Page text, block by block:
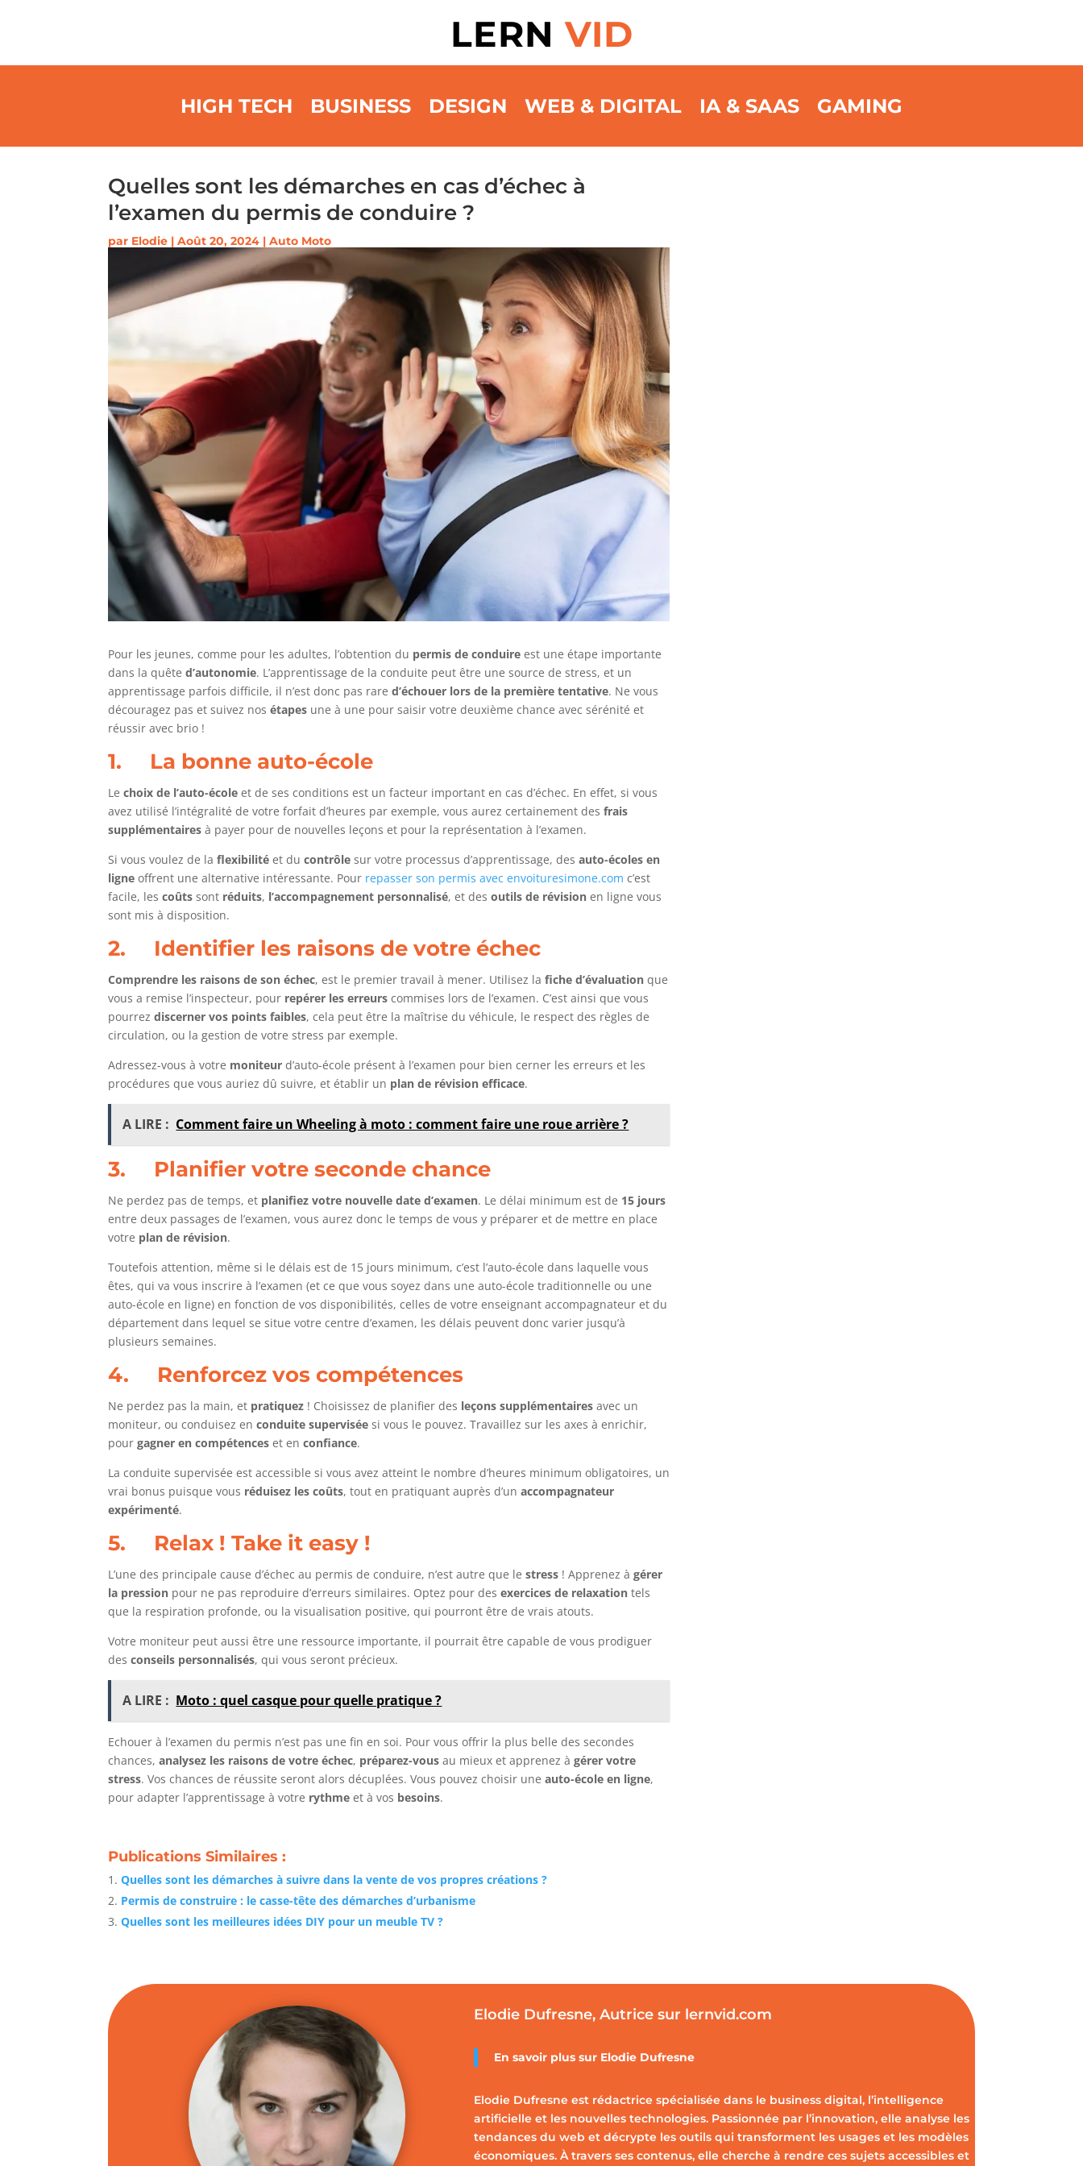
LERNVID
HIGH TECH BUSINESS DESIGN WEB & DIGITAL IA & SAAS GAMING
Quelles sont les démarches en cas d’échec à
l’examen du permis de conduire ?
par Elodie |Août 20, 2024 |Auto Moto
Pour les jeunes, comme pour les adultes, l’obtention du permis de conduire est une étape importante
dans la quêted’autonomie. L’apprentissage de la conduite peut être une source de stress, et un
apprentissage parfois difficile, il n’est donc pas rared’échouer lors de la première tentative. Ne vous
découragez pas et suivez nosétapes une à une pour saisir votre deuxième chance avec sérénité et
réussir avec brio !
1. La bonne auto-école
Lechoix de l’auto-école et de ses conditions est un facteur important en cas d’échec. En effet, si vous
avez utilisé l’intégralité de votre forfait d’heures par exemple, vous aurez certainement desfrais
supplémentaires à payer pour de nouvelles leçons et pour la représentation à l’examen.
Si vous voulez de laflexibilité et ducontrôle sur votre processus d’apprentissage, desauto-écoles en
ligne offrent une alternative intéressante. Pour repasser son permis avec envoituresimone.com c’est
facile, lescoûts sont réduits, l’accompagnement personnalisé, et desoutils de révision en ligne vous
sont mis à disposition.
2. Identifier les raisons de votre échec
Comprendre les raisons de son échec, est le premier travail à mener. Utilisez lafiche d’évaluation que
vous a remise l’inspecteur, pour repérer les erreurs commises lors de l’examen. C’est ainsi que vous
pourrezdiscerner vos points faibles, cela peut être la maîtrise du véhicule, le respect des règles de
circulation, ou la gestion de votre stress par exemple.
Adressez-vous à votre moniteur d’auto-école présent à l’examen pour bien cerner les erreurs et les
procédures que vous auriez dû suivre, et établir un plan de révision efficace.
A LIRE : Comment faire un Wheeling à moto : comment faire une roue arrière ?
3. Planifier votre seconde chance
Ne perdez pas de temps, et planifiez votre nouvelle date d’examen. Le délai minimum est de 15 jours
entre deux passages de l’examen, vous aurez donc le temps de vous y préparer et de mettre en place
votre plan de révision.
Toutefois attention, même si le délais est de 15 jours minimum, c’est l’auto-école dans laquelle vous
êtes, qui va vous inscrire à l’examen (et ce que vous soyez dans une auto-école traditionnelle ou une
auto-école en ligne) en fonction de vos disponibilités, celles de votre enseignant accompagnateur et du
département dans lequel se situe votre centre d’examen, les délais peuvent donc varier jusqu’à
plusieurs semaines.
4. Renforcez vos compétences
Ne perdez pas la main, et pratiquez ! Choisissez de planifier des leçons supplémentaires avec un
moniteur, ou conduisez enconduite supervisée si vous le pouvez. Travaillez sur les axes à enrichir,
pourgagner en compétenceset enconfiance.
La conduite supervisée est accessible si vous avez atteint le nombre d’heures minimum obligatoires, un
vrai bonus puisque vous réduisez les coûts, tout en pratiquant auprès d’unaccompagnateur
expérimenté.
5. Relax ! Take it easy !
L’une des principale cause d’échec au permis de conduire, n’est autre que lestress ! Apprenez àgérer
la pression pour ne pas reproduire d’erreurs similaires. Optez pour desexercices de relaxation tels
que la respiration profonde, ou la visualisation positive, qui pourront être de vrais atouts.
Votre moniteur peut aussi être une ressource importante, il pourrait être capable de vous prodiguer
desconseils personnalisés, qui vous seront précieux.
A LIRE : Moto : quel casque pour quelle pratique ?
Echouer à l’examen du permis n’est pas une fin en soi. Pour vous offrir la plus belle des secondes
chances,analysez les raisons de votre échec, préparez-vous au mieux et apprenez àgérer votre
stress. Vos chances de réussite seront alors décuplées. Vous pouvez choisir uneauto-école en ligne,
pour adapter l’apprentissage à votre rythme et à vos besoins.
Publications Similaires :
Quelles sont les démarches à suivre dans la vente de vos propres créations ?
Permis de construire : le casse-tête des démarches d’urbanisme
Quelles sont les meilleures idées DIY pour un meuble TV ?
Elodie Dufresne, Autrice sur lernvid.com
En savoir plus sur Elodie Dufresne
Elodie Dufresne est rédactrice spécialisée dans le business digital, l’intelligence
artificielle et les nouvelles technologies. Passionnée par l’innovation, elle analyse les
tendances du web et décrypte les outils qui transforment les usages et les modèles
économiques. À travers ses contenus, elle cherche à rendre ces sujets accessibles et